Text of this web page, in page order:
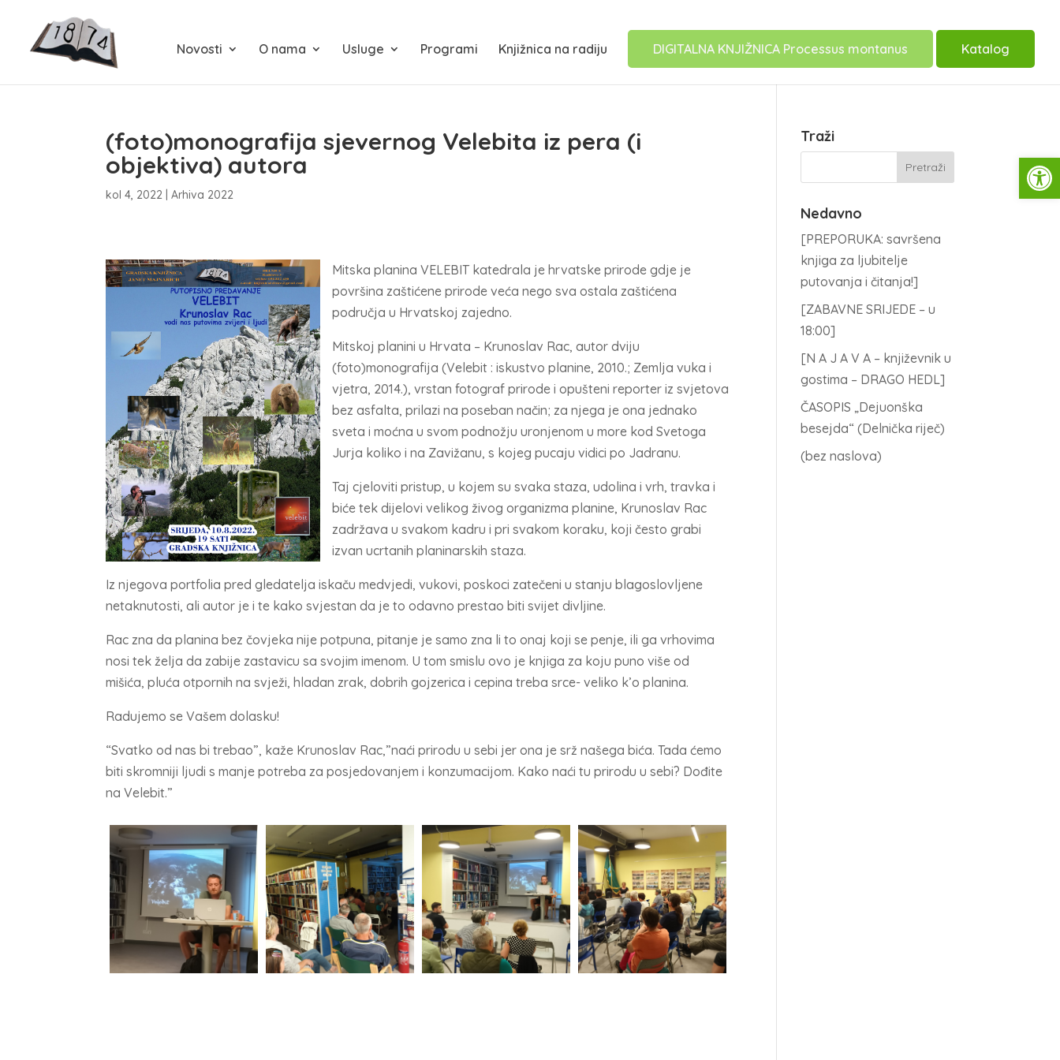
Novosti O nama Usluge Programi Knjižnica na radiju DIGITALNA KNJIŽNICA Processus montanus Katalog
(foto)monografija sjevernog Velebita iz pera (i
objektiva) autora
kol 4, 2022 |Arhiva 2022
Mitska planina VELEBIT katedrala je hrvatske prirode gdje je
površina zaštićene prirode veća nego sva ostala zaštićena
područja u Hrvatskoj zajedno.
Mitskoj planini u Hrvata – Krunoslav Rac, autor dviju
(foto)monografija (Velebit : iskustvo planine, 2010.; Zemlja vuka i
vjetra, 2014.), vrstan fotograf prirode i opušteni reporter iz svjetova
bez asfalta, prilazi na poseban način; za njega je ona jednako
sveta i moćna u svom podnožju uronjenom u more kod Svetoga
Jurja koliko i na Zavižanu, s kojeg pucaju vidici po Jadranu.
Taj cjeloviti pristup, u kojem su svaka staza, udolina i vrh, travka i
biće tek dijelovi velikog živog organizma planine, Krunoslav Rac
zadržava u svakom kadru i pri svakom koraku, koji često grabi
izvan ucrtanih planinarskih staza.
Iz njegova portfolia pred gledatelja iskaču medvjedi, vukovi, poskoci zatečeni u stanju blagoslovljene
netaknutosti, ali autor je i te kako svjestan da je to odavno prestao biti svijet divljine.
Rac zna da planina bez čovjeka nije potpuna, pitanje je samo zna li to onaj koji se penje, ili ga vrhovima
nosi tek želja da zabije zastavicu sa svojim imenom. U tom smislu ovo je knjiga za koju puno više od
mišića, pluća otpornih na svježi, hladan zrak, dobrih gojzerica i cepina treba srce- veliko k’o planina.
Radujemo se Vašem dolasku!
“Svatko od nas bi trebao”, kaže Krunoslav Rac,”naći prirodu u sebi jer ona je srž našega bića. Tada ćemo
biti skromniji ljudi s manje potreba za posjedovanjem i konzumacijom. Kako naći tu prirodu u sebi? Dođite
na Velebit.”
Traži
Nedavno
[PREPORUKA: savršena
knjiga za ljubitelje
putovanja i čitanja!]
[ZABAVNE SRIJEDE – u
18:00]
[N A J A V A – književnik u
gostima – DRAGO HEDL]
ČASOPIS „Dejuonška
besejda“ (Delnička riječ)
(bez naslova)